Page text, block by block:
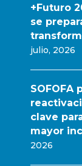
+Futuro
se
julio, 2026
SOFOFA
clave
mayor
2026